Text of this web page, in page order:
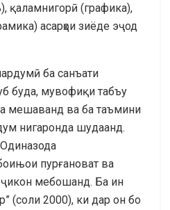
қаламнигорӣ (графика),
асарҳои зиёде эҷод
ба санъати
буда, мувофиқи табъу
мешаванд ва ба таъмини
нигаронда шудаанд.
пурғановат ва
мебошанд. Ба ин
(соли 2000), ки дар он бо